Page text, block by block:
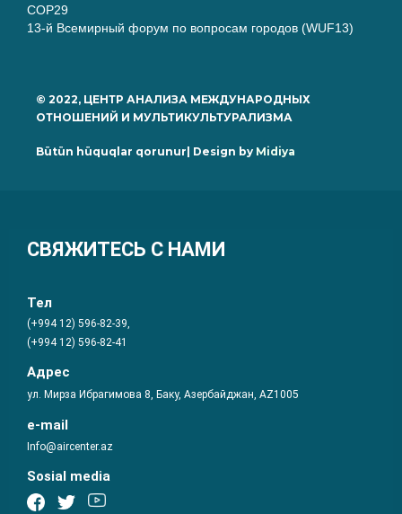
COP29
13-й Всемирный форум по вопросам городов (WUF13)
© 2022, ЦЕНТР АНАЛИЗА МЕЖДУНАРОДНЫХ
ОТНОШЕНИЙ И МУЛЬТИКУЛЬТУРАЛИЗМА
Bütün hüquqlar qorunur| Design by Midiya
СВЯЖИТЕСЬ С НАМИ
Тел
(+994 12) 596-82-39,
(+994 12) 596-82-41
Адрес
ул. Мирза Ибрагимова 8, Баку, Азербайджан, AZ1005
e-mail
Info@aircenter.az
Sosial media